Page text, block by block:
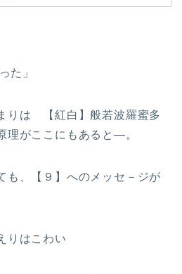
た」
は 【紅白】般若波羅蜜多
理がここにもあると—。
も、【９】へのメッセ－ジが
りはこわい